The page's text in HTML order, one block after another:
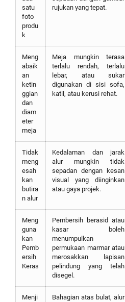
satu
foto
produ
k
rujukan yang tepat.
Meng
abaik
an
ketin
ggian
dan
diam
eter
meja
Meja mungkin terasa
terlalu rendah, terlalu
lebar, atau sukar
digunakan di sisi sofa,
katil, atau kerusi rehat.
Tidak
meng
esah
kan
butira
n alur
Kedalaman dan jarak
alur mungkin tidak
sepadan dengan kesan
visual yang diinginkan
atau gaya projek.
Meng
guna
kan
Pemb
ersih
Keras
Pembersih berasid atau
kasar boleh
menumpulkan
permukaan marmar atau
merosakkan lapisan
pelindung yang telah
disegel.
Menji
Bahagian atas bulat, alur